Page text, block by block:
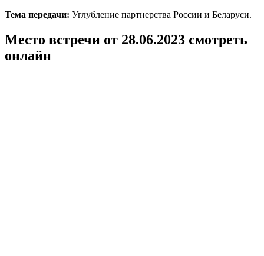
Тема передачи: Углубление партнерства России и Беларуси.
Место встречи от 28.06.2023 смотреть
онлайн